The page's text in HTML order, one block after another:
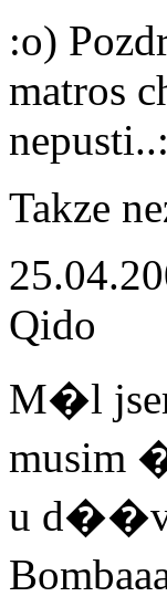
:o)
matros
Takze
Qido
M�l
musim
u d��v